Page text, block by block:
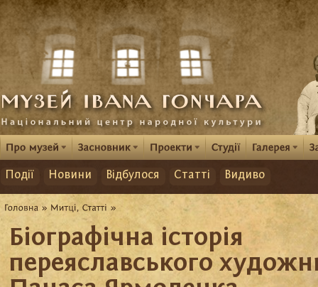
Події Новини Відбулося Статті Видиво
Біографічна історія
переяславського